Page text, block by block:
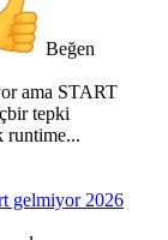
Beğen
ama START
tepki
runtime...
gelmiyor 2026